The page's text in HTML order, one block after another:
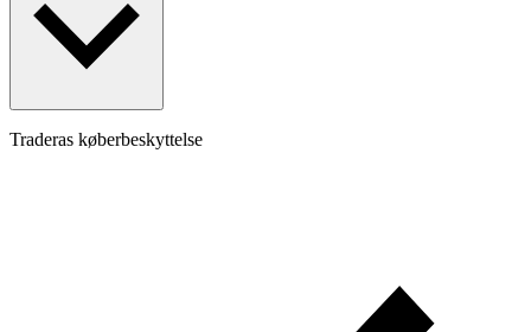
Traderas køberbeskyttelse